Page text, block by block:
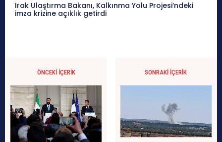
Irak Ulaştırma Bakanı, Kalkınma Yolu Projesi’ndeki
imza krizine açıklık getirdi
ÖNCEKI İÇERIK SONRAKI İÇERIK